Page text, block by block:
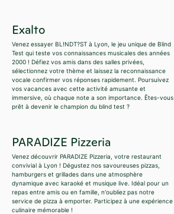
Exalto
Venez essayer BL!NDT?ST à Lyon, le jeu unique de Blind
Test qui teste vos connaissances musicales des années
2000 ! Défiez vos amis dans des salles privées,
sélectionnez votre thème et laissez la reconnaissance
vocale confirmer vos réponses rapidement. Poursuivez
vos vacances avec cette activité amusante et
immersive, où chaque note a son importance. Êtes-vous
prêt à devenir le champion du blind test ?
PARADIZE Pizzeria
Venez découvrir PARADIZE Pizzeria, votre restaurant
convivial à Lyon ! Dégustez nos savoureuses pizzas,
hamburgers et grillades dans une atmosphère
dynamique avec karaoké et musique live. Idéal pour un
repas entre amis ou en famille, n'oubliez pas notre
service de pizza à emporter. Participez à une expérience
culinaire mémorable !